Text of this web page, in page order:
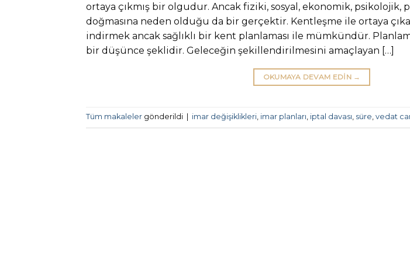
ortaya çıkmış bir olgudur. Ancak fiziki, sosyal, ekonomik,
doğmasına neden olduğu da bir gerçektir. Kentleşme ile ortaya
indirmek ancak sağlıklı bir kent planlaması ile mümkündür.
bir düşünce şeklidir. Geleceğin şekillendirilmesini amaçlayan […]
OKUMAYA DEVAM EDIN →
Tüm makaleler gönderildi imar değişiklikleri, imar planları, iptal davası, süre, vedat